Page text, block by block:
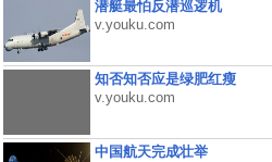
潜艇最怕反潜巡逻机
v.youku.com
知否知否应是绿肥红瘦
v.youku.com
中国航天完成壮举